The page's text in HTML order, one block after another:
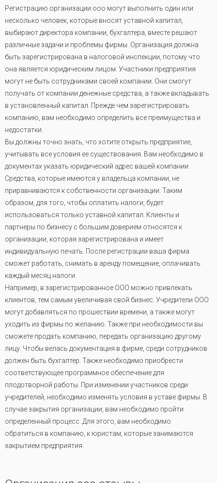
Регистрацию организации ооо могут выполнить один или
несколько человек, которые вносят уставной капитал,
выбирают директора компании, бухгалтера, вместе решают
различные задачи и проблемы фирмы. Организация должна
быть зарегистрирована в налоговой инспекции, потому что
она является юридическим лицом. Участники предприятия
могут не быть сотрудниками своей компании. Они смогут
получать от компании денежные средства, а также вкладывать
в установленный капитал. Прежде чем зарегистрировать
компанию, вам необходимо определить все преимущества и
недостатки.
Вы должны точно знать, что хотите открыть предприятие,
учитывать все условия ее существования. Вам необходимо в
документах указать юридический адрес вашей компании.
Средства, которые имеются у владельца компании, не
приравниваются к собственности организации. Таким
образом, для того, чтобы оплатить налоги, будет
использоваться только уставной капитал. Клиенты и
партнеры по бизнесу с большим доверием относятся к
организации, которая зарегистрирована и имеет
индивидуальную печать. После регистрации ваша фирма
сможет работать, снимать в аренду помещение, оплачивать
каждый месяц налоги.
Например, в зарегистрированное ООО можно привлекать
клиентов, тем самым увеличивая свой бизнес. Учредители ООО
могут добавляться по прошествии времени, а также могут
уходить из фирмы по желанию. Также при необходимости вы
сможете продать компанию, передать организацию другому
лицу. Чтобы велась документация в фирме, среди сотрудников
должен быть бухгалтер. Также необходимо приобрести
соответствующее программное обеспечение для
плодотворной работы. При изменении участников среди
учредителей, необходимо изменять условия в уставе фирмы. В
случае закрытия организации, вам необходимо пройти
определенный процесс. Для этого, вам необходимо
обратиться в компанию, к юристам, которые занимаются
закрытием предприятия.